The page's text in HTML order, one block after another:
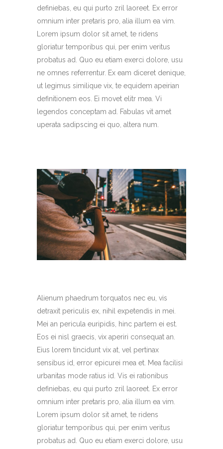
definiebas, eu qui purto zril laoreet. Ex error
omnium inter pretaris pro, alia illum ea vim.
Lorem ipsum dolor sit amet, te ridens
gloriatur temporibus qui, per enim veritus
probatus ad. Quo eu etiam exerci dolore, usu
ne omnes referrentur. Ex eam diceret denique,
ut legimus similique vix, te equidem apeirian
definitionem eos. Ei movet elitr mea. Vi
legendos conceptam ad. Fabulas vit amet
uperata sadipscing ei quo, altera num.
Alienum phaedrum torquatos nec eu, vis
detraxit periculis ex, nihil expetendis in mei.
Mei an pericula euripidis, hinc partem ei est.
Eos ei nisl graecis, vix aperiri consequat an.
Eius lorem tincidunt vix at, vel pertinax
sensibus id, error epicurei mea et. Mea facilisi
urbanitas mode ratius id. Vis ei rationibus
definiebas, eu qui purto zril laoreet. Ex error
omnium inter pretaris pro, alia illum ea vim.
Lorem ipsum dolor sit amet, te ridens
gloriatur temporibus qui, per enim veritus
probatus ad. Quo eu etiam exerci dolore, usu